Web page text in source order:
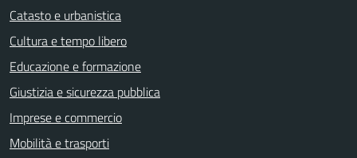
Catasto e urbanistica
Cultura e tempo libero
Educazione e formazione
Giustizia e sicurezza pubblica
Imprese e commercio
Mobilità e trasporti